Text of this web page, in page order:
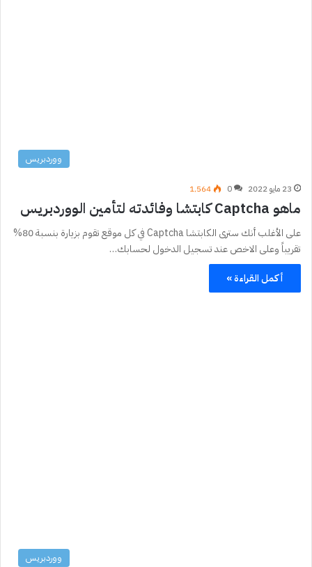
ووردبريس
23 مايو 2022 0 1٬564
ماهو Captcha كابتشا وفائدته لتأمين الووردبريس
على الأغلب أنك سترى الكابتشا Captcha في كل موقع تقوم بزيارة بنسبة 80%
تقريباً وعلى الاخص عند تسجيل الدخول لحسابك…
أكمل القراءة »
ووردبريس